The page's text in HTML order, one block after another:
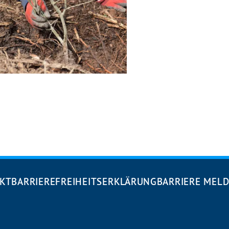
BARRIEREFREIHEITS­ERKLÄRUNGBARRIERE